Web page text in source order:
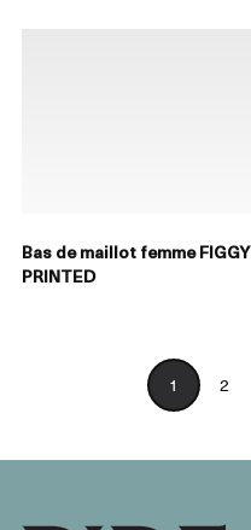
Bas de maillot femme FIGGY
PRINTED
1 2